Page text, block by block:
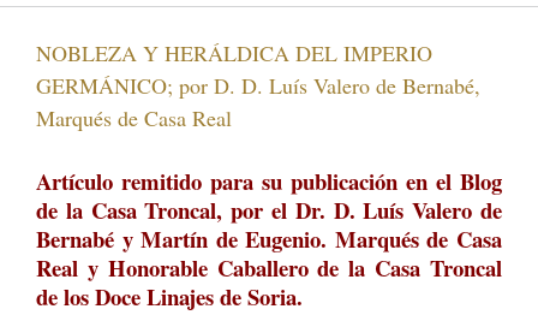
NOBLEZA Y HERÁLDICA DEL IMPERIO
GERMÁNICO; por D. D. Luís Valero de Bernabé,
Marqués de Casa Real
Artículo remitido para su publicación en el Blog
de la Casa Troncal, por el Dr. D. Luís Valero de
Bernabé y Martín de Eugenio. Marqués de Casa
Real y Honorable Caballero de la Casa Troncal
de los Doce Linajes de Soria.